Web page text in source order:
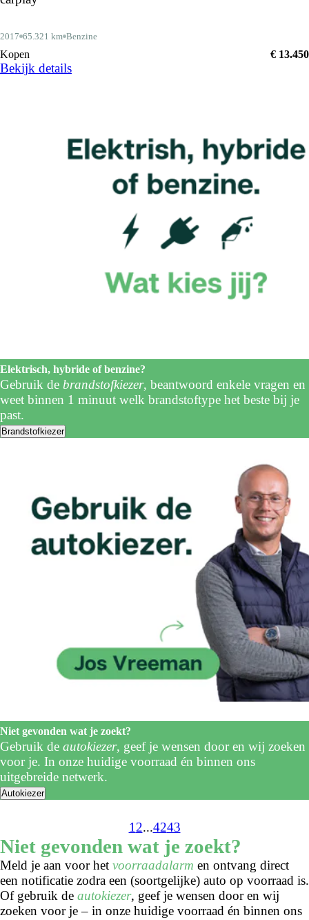
2017 65.321 km Benzine
Kopen € 13.450
Bekijk details
Elektrisch, hybride of benzine?
Gebruik de brandstofkiezer, beantwoord enkele vragen en
weet binnen 1 minuut welk brandstoftype het beste bij je
past.
Brandstofkiezer
Niet gevonden wat je zoekt?
Gebruik de autokiezer, geef je wensen door en wij zoeken
voor je. In onze huidige voorraad én binnen ons
uitgebreide netwerk.
Autokiezer
1 2...4243
Niet gevonden wat je zoekt?
Meld je aan voor het voorraadalarm en ontvang direct
een notificatie zodra een (soortgelijke) auto op voorraad is.
Of gebruik de autokiezer, geef je wensen door en wij
zoeken voor je – in onze huidige voorraad én binnen ons